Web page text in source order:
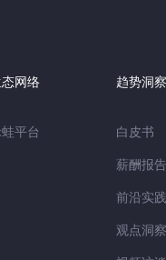
网络
平台
趋势洞察
白皮书
薪酬报告
前沿实践
观点洞察